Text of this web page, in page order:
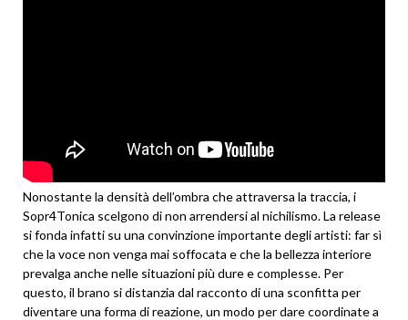
Nonostante la densità dell’ombra che attraversa la traccia, i
Sopr4Tonica scelgono di non arrendersi al nichilismo. La release
si fonda infatti su una convinzione importante degli artisti: far sì
che la voce non venga mai soffocata e che la bellezza interiore
prevalga anche nelle situazioni più dure e complesse. Per
questo, il brano si distanzia dal racconto di una sconfitta per
diventare una forma di reazione, un modo per dare coordinate a